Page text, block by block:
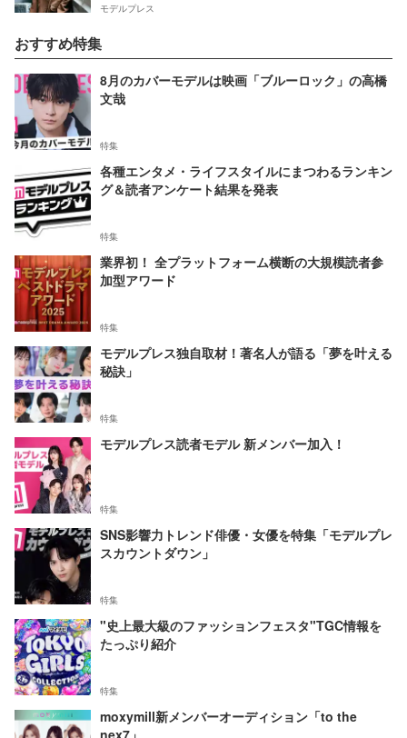
モデルプレス
おすすめ特集
8月のカバーモデルは映画「ブルーロック」の高橋
文哉
特集
各種エンタメ・ライフスタイルにまつわるランキン
グ＆読者アンケート結果を発表
特集
業界初！ 全プラットフォーム横断の大規模読者参
加型アワード
特集
モデルプレス独自取材！著名人が語る「夢を叶える
秘訣」
特集
モデルプレス読者モデル 新メンバー加入！
特集
SNS影響力トレンド俳優・女優を特集「モデルプレ
スカウントダウン」
特集
"史上最大級のファッションフェスタ"TGC情報を
たっぷり紹介
特集
moxymill新メンバーオーディション「to the
nex7」